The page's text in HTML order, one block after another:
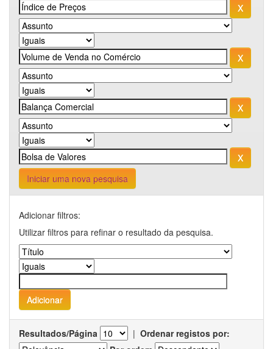
Iniciar uma nova pesquisa
Adicionar filtros:
Utilizar filtros para refinar o resultado da pesquisa.
Resultados/Página | Ordenar registos por: